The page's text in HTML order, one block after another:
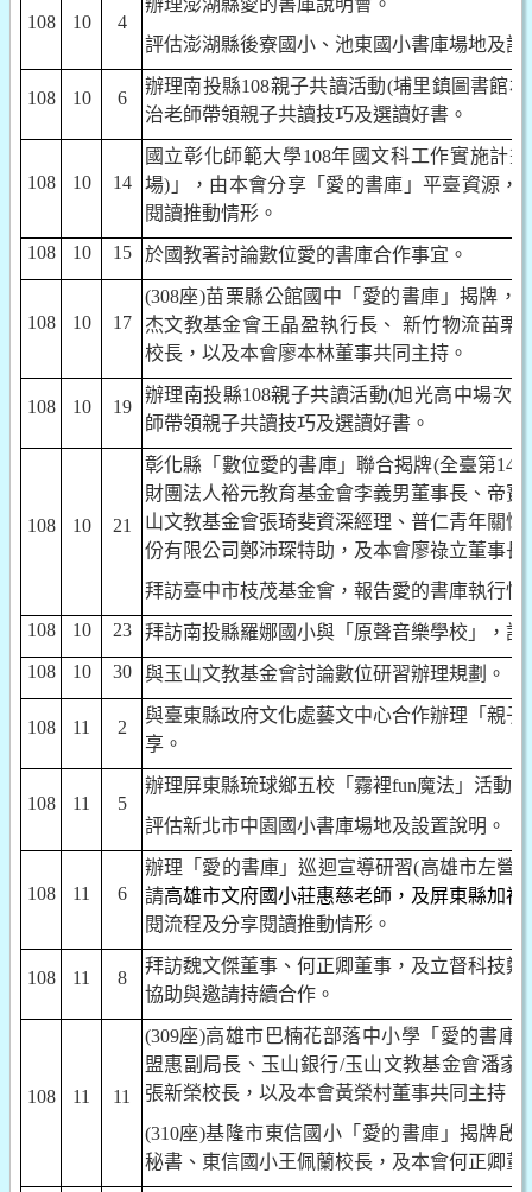
108 10 4
辦理澎湖縣愛的書庫說明會。
評估澎湖縣後寮國小、池東國小書庫場地及設
108 10 6
辦理南投縣108親子共讀活動(埔里鎮圖書館場
治老師帶領親子共讀技巧及選讀好書。
108 10 14
國立彰化師範大學108年國文科工作實施計畫
場) 」，由本會分享「愛的書庫」平臺資源，
閱讀推動情形。
108
10 15 於國教署討論數位愛的書庫合作事宜。
108 10 17
(308座)苗栗縣公館國中「愛的書庫」揭牌，
杰文教基金會王晶盈執行長、 新竹物流苗栗
校長，以及本會廖本林董事共同主持。
108 10 19
辦理南投縣108親子共讀活動(旭光高中場次
師帶領親子共讀技巧及選讀好書。
108 10 21
彰化縣「數位愛的書庫」聯合揭牌(全臺第14
財團法人裕元教育基金會李義男董事長、帝
山文教基金會張琦斐資深經理、普仁青年關
份有限公司鄭沛琛特助，及本會廖祿立董事長
拜訪臺中市枝茂基金會，報告愛的書庫執行
108
10 23
拜訪南投縣羅娜國小與「原聲音樂學校」，
108
10 30 與玉山文教基金會討論數位研習辦理規劃。
108 11 2
與臺東縣政府文化處藝文中心合作辦理「親
享。
108 11 5
辦理屏東縣琉球鄉五校「霧裡fun魔法」活動。
評估新北市中園國小書庫場地及設置說明。
108 11 6
辦理「愛的書庫」巡迴宣導研習(高雄市左營
請高雄市文府國小莊惠慈老師，及屏東縣加
閱流程及分享閱讀推動情形。
108 11 8
拜訪魏文傑董事、何正卿董事，及立督科技
協助與邀請持續合作。
108 11 11
(309座)高雄市巴楠花部落中小學「愛的書庫
盟惠副局長、玉山銀行/玉山文教基金會潘家
張新榮校長，以及本會黃榮村董事共同主持。
(310座)基隆市東信國小「愛的書庫」揭牌啟
秘書、東信國小王佩蘭校長，及本會何正卿董